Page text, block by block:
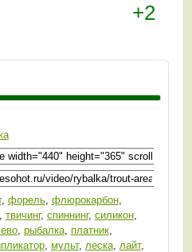
+2
, форель, флюрокарбон,
твичинг, спиннинг, силикон,
, рыбалка, платник,
, мульт, леска, лайт,